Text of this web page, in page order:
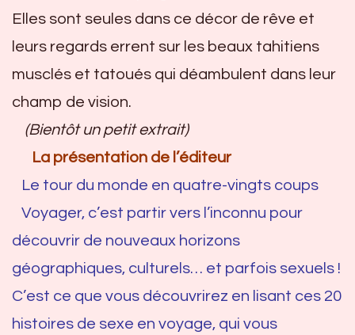
Elles sont seules dans ce décor de rêve et
leurs regards errent sur les beaux tahitiens
musclés et tatoués qui déambulent dans leur
champ de vision.
(Bientôt un petit extrait)
La présentation de l’éditeur
Le tour du monde en quatre-vingts coups
Voyager, c’est partir vers l’inconnu pour
découvrir de nouveaux horizons
géographiques, culturels… et parfois sexuels !
C’est ce que vous découvrirez en lisant ces 20
histoires de sexe en voyage, qui vous